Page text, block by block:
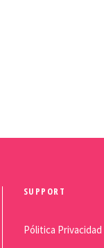
SUPPORT
Pólitica Privacidad